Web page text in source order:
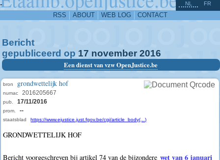
-
RSS ABOUT WEB LOG CONTACT
NL FR
Bericht
gepubliceerd op 17 november 2016
Een dienst van vzw OpenJustice.be
bron grondwettelijk hof
numac 2016205667
pub. 17/11/2016
prom. --
staatsblad https://www.ejustice.just.fgov.be/cgi/article_body(...)
GRONDWETTELIJK HOF
Bericht voorgeschreven bij artikel 74 van de bijzondere wet van 6 januari
^